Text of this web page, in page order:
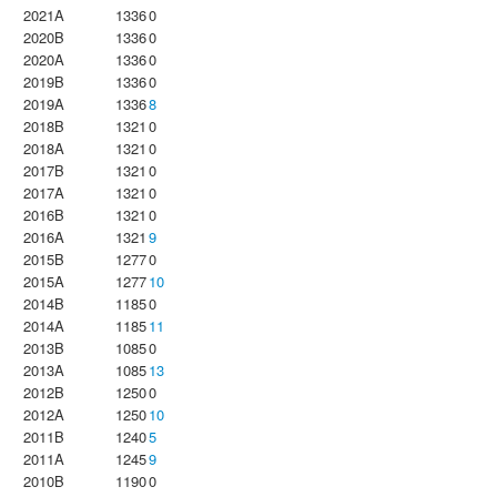
2021A
13360
2020B
13360
2020A
13360
2019B
13360
2019A
13368
2018B
1321 0
2018A
1321 0
2017B
1321 0
2017A
1321 0
2016B
1321 0
2016A
1321 9
2015B
12770
2015A
127710
2014B
11850
2014A
118511
2013B
10850
2013A
108513
2012B
12500
2012A
125010
2011B
12405
2011A
12459
2010B
11900